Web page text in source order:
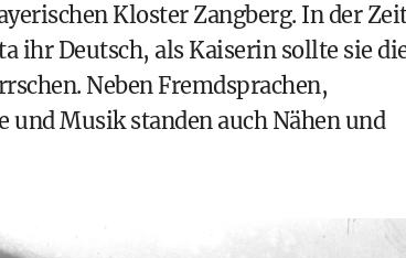
Kloster Zangberg. In der
Deutsch, als Kaiserin sollte sie
Neben Fremdsprachen,
Musik standen auch Nähen und